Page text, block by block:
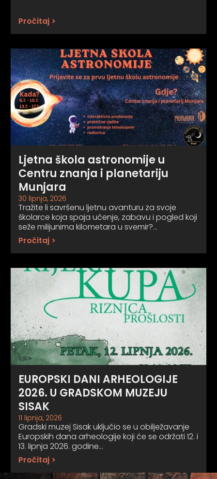
Pročitaj >
Ljetna škola astronomije u
Centru znanja i planetariju
Munjara
30 lipnja, 2026
Tražite li savršenu ljetnu avanturu za svoje
školarce koja spaja učenje, zabavu i pogled koji
seže milijunima kilometara u svemir?…
Pročitaj >
EUROPSKI DANI ARHEOLOGIJE
2026. U GRADSKOM MUZEJU
SISAK
11 lipnja, 2026
Gradski muzej Sisak uključio se u obilježavanje
Europskih dana arheologije koji će se održati 12. i
13. lipnja 2026. godine…
Pročitaj >